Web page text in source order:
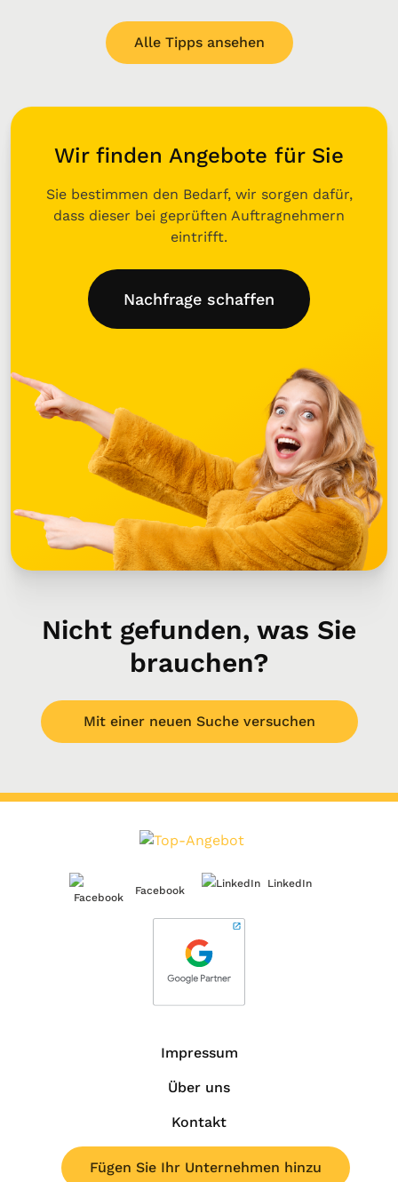
Alle Tipps ansehen
Wir finden Angebote für Sie
Sie bestimmen den Bedarf, wir sorgen dafür,
dass dieser bei geprüften Auftragnehmern
eintrifft.
Nachfrage schaffen
Nicht gefunden, was Sie
brauchen?
Mit einer neuen Suche versuchen
Facebook
LinkedIn
Impressum
Über uns
Kontakt
Fügen Sie Ihr Unternehmen hinzu